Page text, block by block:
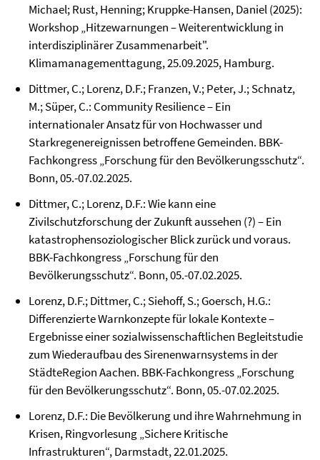
Michael; Rust, Henning; Kruppke-Hansen, Daniel (2025):
Workshop „Hitzewarnungen – Weiterentwicklung in
interdisziplinärer Zusammenarbeit".
Klimamanagementtagung, 25.09.2025, Hamburg.
Dittmer, C.; Lorenz, D.F.; Franzen, V.; Peter, J.; Schnatz,
M.; Süper, C.: Community Resilience – Ein
internationaler Ansatz für von Hochwasser und
Starkregenereignissen betroffene Gemeinden. BBK-
Fachkongress „Forschung für den Bevölkerungsschutz“.
Bonn, 05.-07.02.2025.
Dittmer, C.; Lorenz, D.F.: Wie kann eine
Zivilschutzforschung der Zukunft aussehen (?) – Ein
katastrophensoziologischer Blick zurück und voraus.
BBK-Fachkongress „Forschung für den
Bevölkerungsschutz“. Bonn, 05.-07.02.2025.
Lorenz, D.F.; Dittmer, C.; Siehoff, S.; Goersch, H.G.:
Differenzierte Warnkonzepte für lokale Kontexte –
Ergebnisse einer sozialwissenschaftlichen Begleitstudie
zum Wiederaufbau des Sirenenwarnsystems in der
StädteRegion Aachen. BBK-Fachkongress „Forschung
für den Bevölkerungsschutz“. Bonn, 05.-07.02.2025.
Lorenz, D.F.: Die Bevölkerung und ihre Wahrnehmung in
Krisen, Ringvorlesung „Sichere Kritische
Infrastrukturen“, Darmstadt, 22.01.2025.